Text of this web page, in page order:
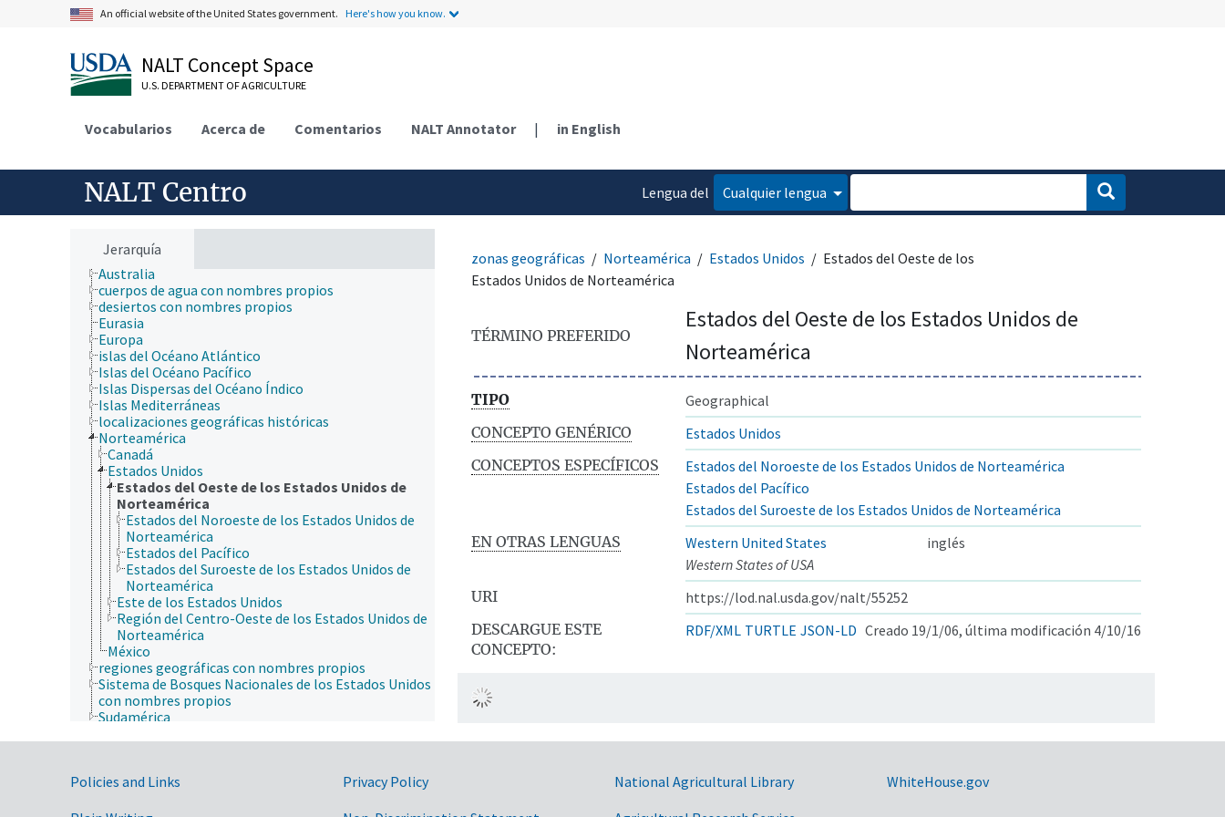
An official website of the United States government. Here's how you know.
NALT Concept Space
U.S. DEPARTMENT OF AGRICULTURE
Vocabularios Acerca de Comentarios NALT Annotator | in English
NALT Centro
Lengua del
Cualquier lengua
Jerarquía
ámbitos de estudio
animales, ganado, Una Sola Salud
economía, comercio, derecho, negocios, industria
fincas, sistemas de producción agrícola
investigación, tecnología, métodos
nutrición humana, inocuidad y calidad de los alimentos
silvicultura, gestión de zonas silvestres
zonas geográficas
África
Antártida
Asia
Australia
cuerpos de agua con nombres propios
desiertos con nombres propios
Eurasia
Europa
islas del Océano Atlántico
Islas del Océano Pacífico
Islas Dispersas del Océano Índico
Islas Mediterráneas
localizaciones geográficas históricas
Norteamérica
Canadá
Estados Unidos
Estados del Oeste de los Estados Unidos de
Norteamérica
Estados del Noroeste de los Estados Unidos de
Norteamérica
Estados del Pacífico
Estados del Suroeste de los Estados Unidos de
Norteamérica
Este de los Estados Unidos
Región del Centro-Oeste de los Estados Unidos de
Norteamérica
México
regiones geográficas con nombres propios
Sistema de Bosques Nacionales de los Estados Unidos
con nombres propios
Sudamérica
zonas geográficas Norteamérica Estados Unidos
Estados del Oeste de los
Estados Unidos de Norteamérica
TÉRMINO PREFERIDO
Estados del Oeste de los Estados Unidos de
Norteamérica
TIPO
Geographical
CONCEPTO GENÉRICO
Estados Unidos
CONCEPTOS ESPECÍFICOS
Estados del Noroeste de los Estados Unidos de Norteamérica
Estados del Pacífico
Estados del Suroeste de los Estados Unidos de Norteamérica
EN OTRAS LENGUAS
Western United States
inglés
Western States of USA
URI
https://lod.nal.usda.gov/nalt/55252
DESCARGUE ESTE
CONCEPTO:
RDF/XML TURTLE JSON-LD Creado 19/1/06, última modificación 4/10/16
Government Links
Policies and Links
Privacy Policy
National Agricultural Library
WhiteHouse.gov